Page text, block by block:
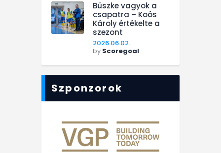
Büszke vagyok a
csapatra – Koós
Károly értékelte a
szezont
2026.06.02.
by Scoregoal
Szponzorok